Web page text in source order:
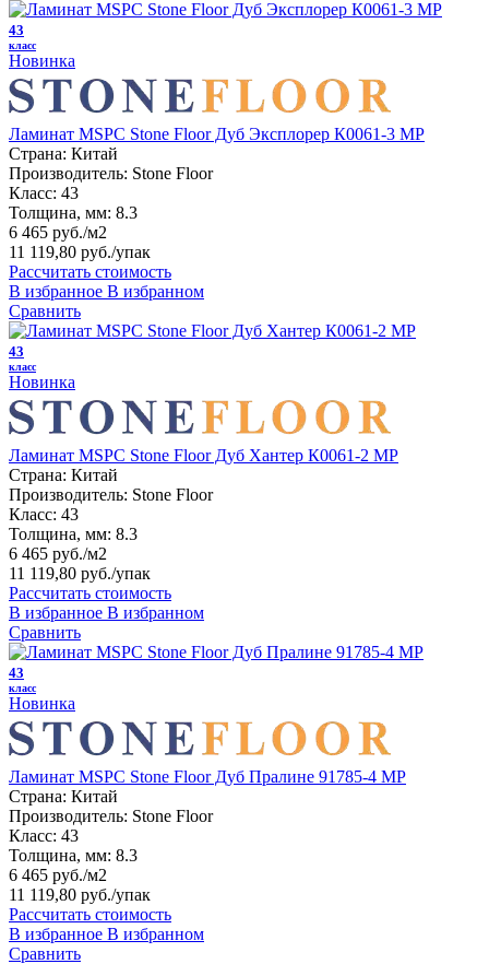
43
класс
Новинка
Ламинат MSPC Stone Floor Дуб Эксплорер К0061-3 MP
Страна: Китай
Производитель: Stone Floor
Класс: 43
Толщина, мм: 8.3
6 465 руб./м2
11 119,80 руб./упак
Рассчитать стоимость
В избранное В избранном
Сравнить
43
класс
Новинка
Ламинат MSPC Stone Floor Дуб Хантер К0061-2 MP
Страна: Китай
Производитель: Stone Floor
Класс: 43
Толщина, мм: 8.3
6 465 руб./м2
11 119,80 руб./упак
Рассчитать стоимость
В избранное В избранном
Сравнить
43
класс
Новинка
Ламинат MSPC Stone Floor Дуб Пралине 91785-4 MP
Страна: Китай
Производитель: Stone Floor
Класс: 43
Толщина, мм: 8.3
6 465 руб./м2
11 119,80 руб./упак
Рассчитать стоимость
В избранное В избранном
Сравнить